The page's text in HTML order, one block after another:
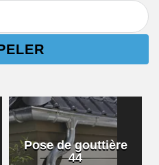
Pose de gouttière
44